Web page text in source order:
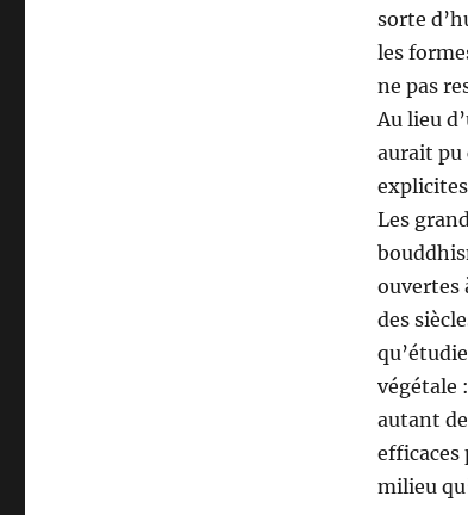
sorte
les
ne pas
Au lieu
aurait pu
Les
ouvertes
des
végétale
autant
milieu